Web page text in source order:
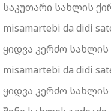
საკუთარი სახლის
misamartebi da didi
ყიდვა კერძო
misamartebi da didi
ყიდვა კერძო